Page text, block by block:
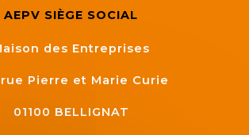
AEPV SIÈGE SOCIAL
des Entreprises
rue Pierre et Marie Curie
01100 BELLIGNAT